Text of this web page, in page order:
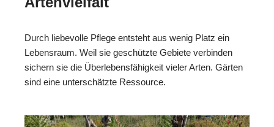
Durch liebevolle Pflege entsteht aus wenig Platz ein
Lebensraum. Weil sie geschützte Gebiete verbinden
sichern sie die Überlebensfähigkeit vieler Arten. Gärten
sind eine unterschätzte Ressource.